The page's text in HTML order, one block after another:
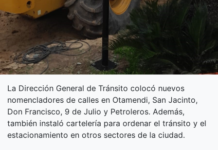
La Dirección General de Tránsito colocó nuevos
nomencladores de calles en Otamendi, San Jacinto,
Don Francisco, 9 de Julio y Petroleros. Además,
también instaló cartelería para ordenar el tránsito y el
estacionamiento en otros sectores de la ciudad.